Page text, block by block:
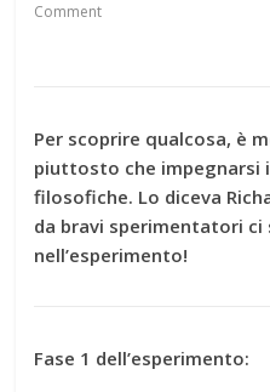
Comment
Per scoprire qualcosa, è
piuttosto che impegnarsi
filosofiche. Lo diceva
da bravi sperimentatori
nell’esperimento!
Fase 1 dell’esperimento: